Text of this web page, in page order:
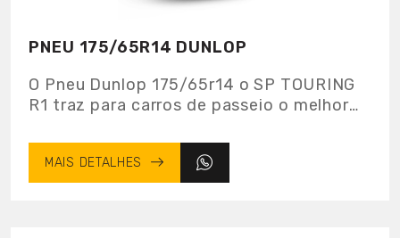
PNEU 175/65R14 DUNLOP
O Pneu Dunlop 175/65r14 o SP TOURING
R1 traz para carros de passeio o melhor
estrutura reforçada, o SP TOURING R1 é
uma excelente opção de pneu para você
rodar sempre tranquilo. Sua banda de
MAIS DETALHES